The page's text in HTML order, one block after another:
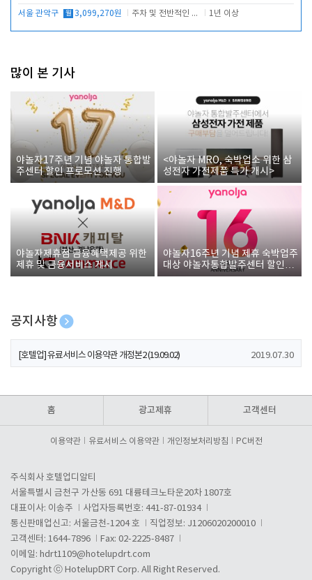
서울 관악구 월 3,099,270원 주차 및 전반적인 당번업무 1년 이상
많이 본 기사
야놀자17주년 기념 야놀자 통합발
주센터 할인 프로모션 진행
<야놀자 MRO, 숙박업소 위한 삼
성전자 가전제품 특가 개시>
야놀자제휴점 금융혜택제공 위한
제휴 및 금융서비스 게시
야놀자16주년 기념 제휴 숙박업주
대상 야놀자통합발주센터 할인쿠
폰 증정
공지사항
[호텔업] 개인정보 처리방침 개정본1 (19.09.02)
[호텔업] 유료서비스 이용약관 개정본2 (19.09.02) 2019.07.30
홈 광고제휴 고객센터
이용약관 유료서비스 이용약관 개인정보처리방침 PC버전
주식회사 호텔업디알티
서울특별시 금천구 가산동 691 대륭테크노타운20차 1807호
대표이사: 이송주
사업자등록번호: 441-87-01934
통신판매업신고: 서울금천-1204 호
직업정보: J1206020200010
고객센터: 1644-7896
Fax: 02-2225-8487
이메일: hdrt1109@hotelupdrt.com
Copyright ⓒ HotelupDRT Corp. All Right Reserved.